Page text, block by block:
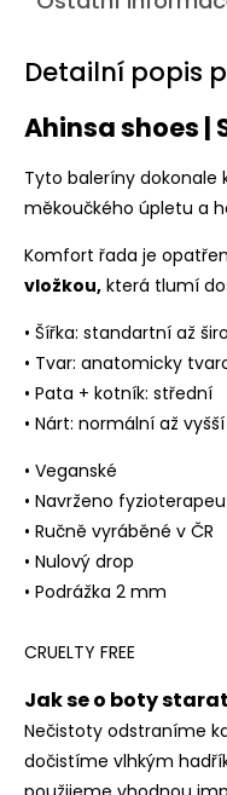
Detailní popis
Ahinsa shoes |
Tyto baleríny dokonale
měkoučkého úpletu a
Komfort řada je
vložkou, která tlumí
• Šířka: standartní až
• Tvar: anatomicky
• Pata + kotník: střední
• Nárt: normální až vyšší
• Veganské
• Navrženo
• Ručně vyráběné v ČR
• Nulový drop
• Podrážka 2 mm
CRUELTY FREE
Jak se o boty
Nečistoty odstraníme
dočistíme vlhkým